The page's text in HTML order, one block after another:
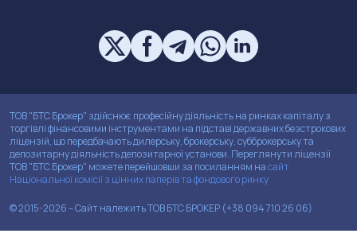
Як інвестувати в закордонні біржові фонди – ETF
Повернення активів клієнтів ФФУ
Депозитарні послуги
Кабінет Інвестора
Тарифи на послуги
Документація Кабінета Інвестора
API
ТОВ "БТС Брокер" здійснює професійну діяльність на ринках капіталу з
торгівлі фінансовими інструментами на підставі державних безстрокових
ліцензій, що передбачають дилерську, брокерську, субброкерську та
депозитарну діяльність депозитарної установи. Переглянути ліцензії
ТОВ "БТС Брокер" можете перейшовши за посиланням насайт
Національної комісії з цінних паперів та фондового ринку
© 2015-2026 – Сайт належить ТОВ БТС БРОКЕР (+38 094 710 26 06)